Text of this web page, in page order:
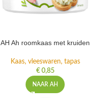
AH Ah roomkaas met kruiden
Kaas, vleeswaren, tapas
€0,85
NAAR AH